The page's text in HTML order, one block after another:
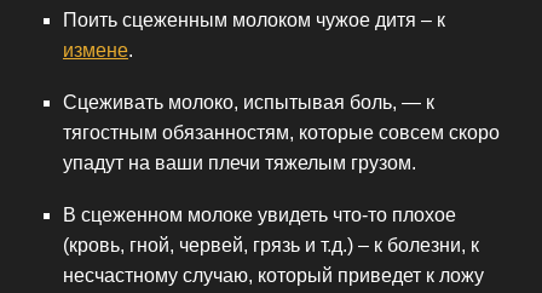
Поить сцеженным молоком чужое дитя – к
измене.
Сцеживать молоко, испытывая боль, — к
тягостным обязанностям, которые совсем скоро
упадут на ваши плечи тяжелым грузом.
В сцеженном молоке увидеть что-то плохое
(кровь, гной, червей, грязь и т.д.) – к болезни, к
несчастному случаю, который приведет к ложу